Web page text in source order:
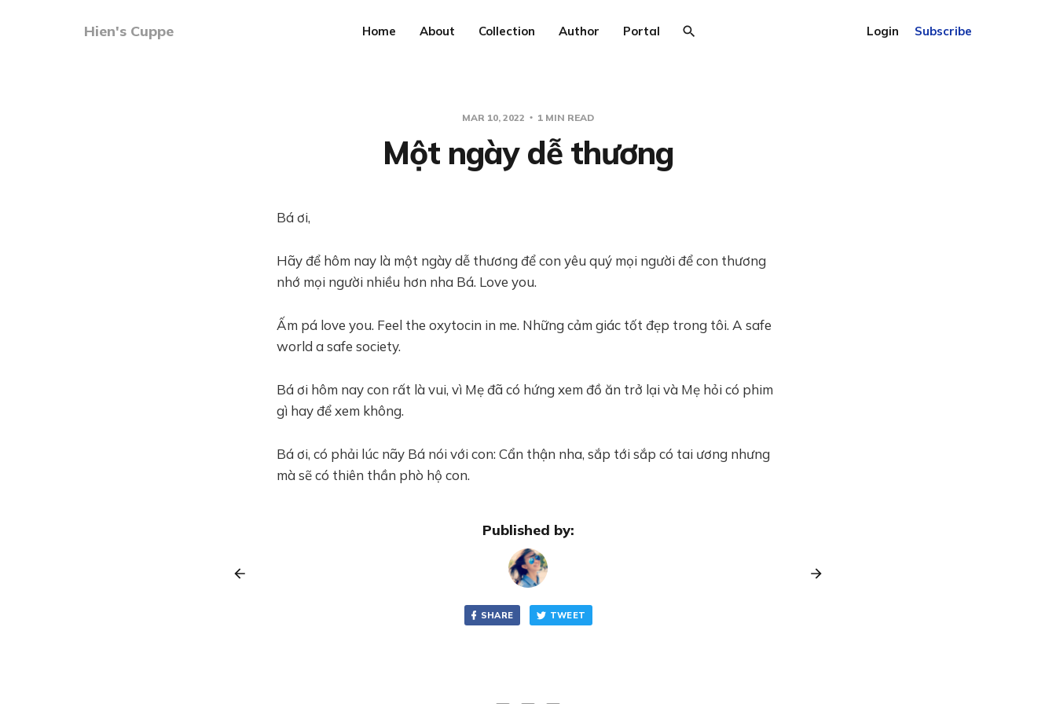
Hien's Cuppe Home About Collection Author Portal Login Subscribe
MAR 10, 2022 1 MIN READ
Một ngày dễ thương
Bá ơi,
Hãy để hôm nay là một ngày dễ thương để con yêu quý mọi người để con thương
nhớ mọi người nhiều hơn nha Bá. Love you.
Ấm pá love you. Feel the oxytocin in me. Những cảm giác tốt đẹp trong tôi. A safe
world a safe society.
Bá ơi hôm nay con rất là vui, vì Mẹ đã có hứng xem đồ ăn trở lại và Mẹ hỏi có phim
gì hay để xem không.
Bá ơi, có phải lúc nãy Bá nói với con: Cẩn thận nha, sắp tới sắp có tai ương nhưng
mà sẽ có thiên thần phò hộ con.
Published by:
SHARE TWEET